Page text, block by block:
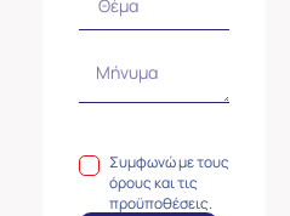
Συμφωνώ με τους
όρους και τις
προϋποθέσεις.